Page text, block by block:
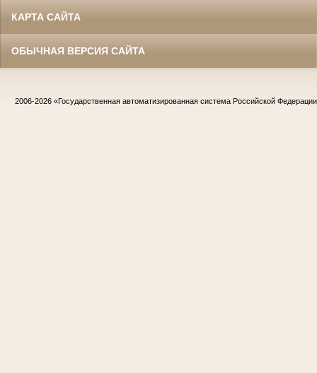
КАРТА САЙТА
ОБЫЧНАЯ ВЕРСИЯ САЙТА
2006-2026 «Государственная автоматизированная система Российской